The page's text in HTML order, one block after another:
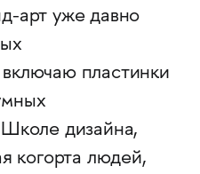
арт уже давно
пластинки
дизайна,
когорта людей,